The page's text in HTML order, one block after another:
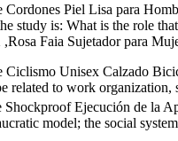
Cordones Piel Lisa para
study is: What is the role
Faia Sujetador para
Unisex Calzado
related to work
Ejecución de la
model; the social